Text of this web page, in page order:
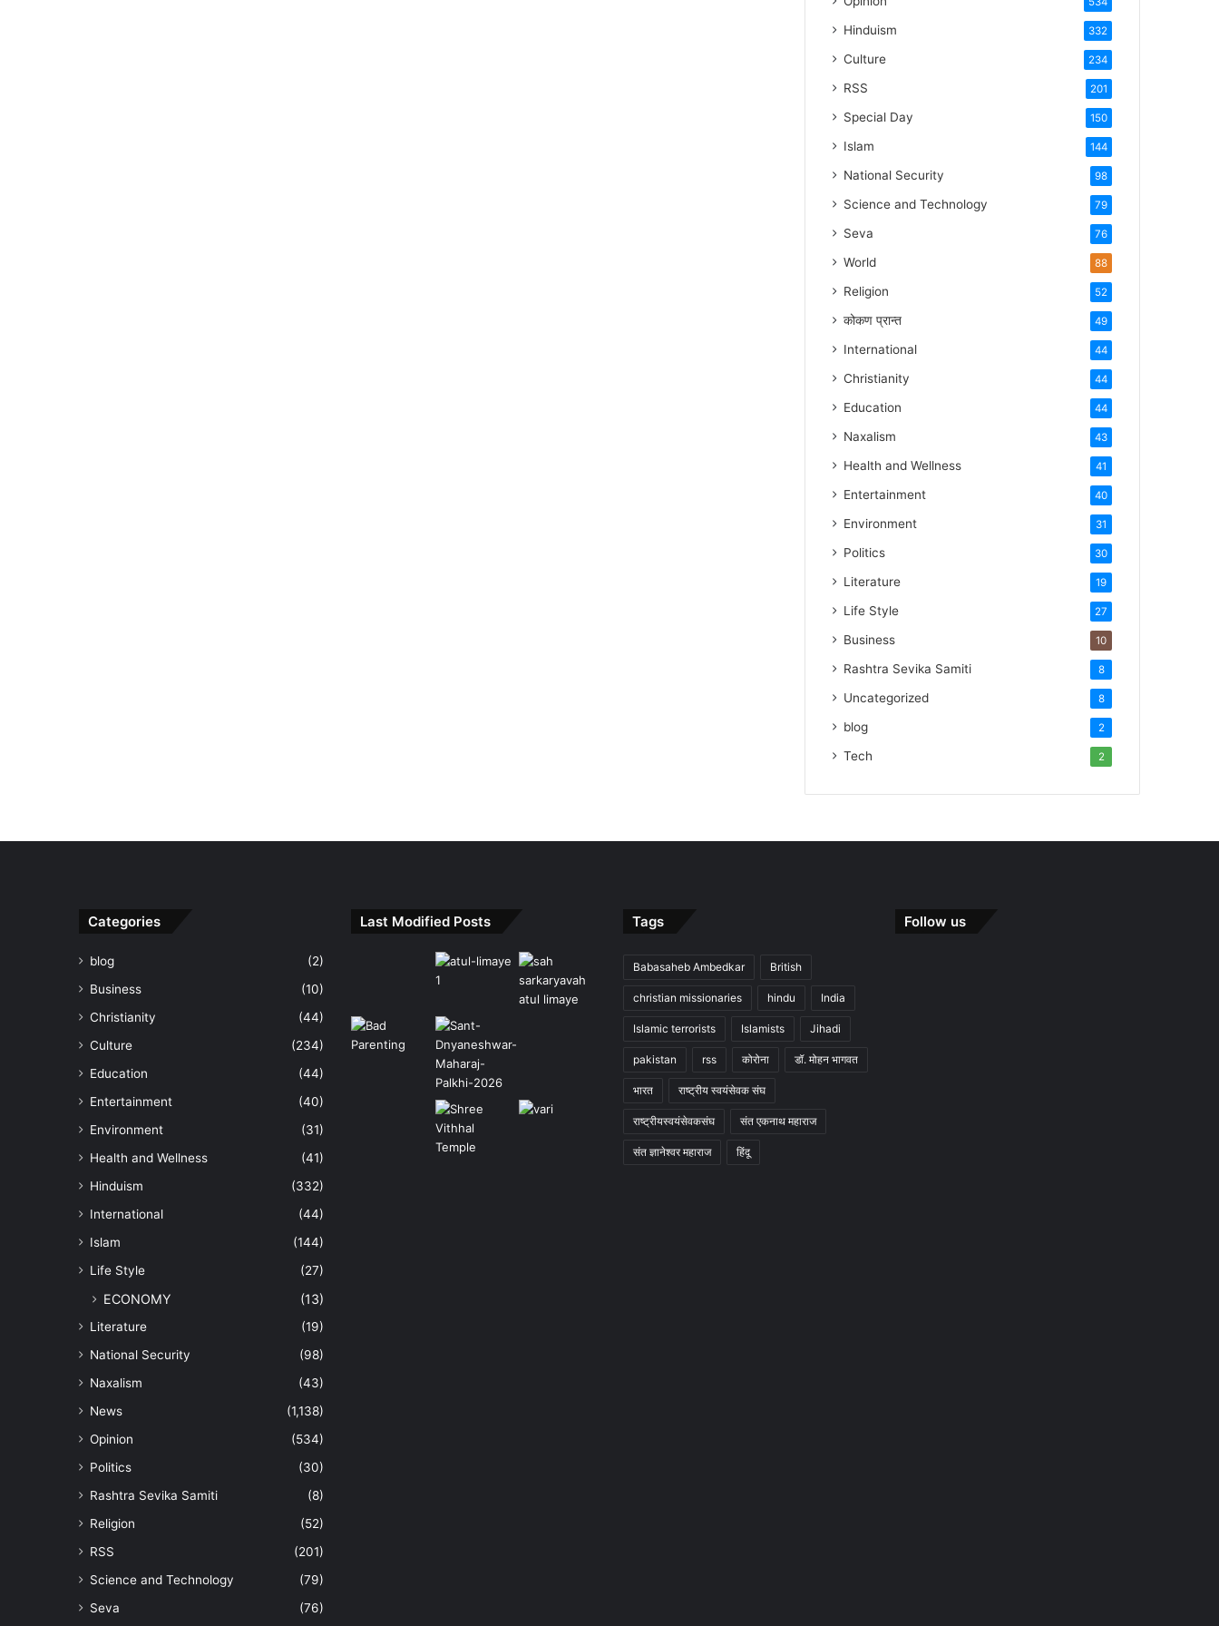
Hinduism 332
Culture 234
RSS 201
Special Day 150
Islam 144
National Security 98
Science and Technology 79
Seva 76
World 88
Religion 52
कोकण प्रान्त 49
International 44
Christianity 44
Education 44
Naxalism 43
Health and Wellness 41
Entertainment 40
Environment 31
Politics 30
Literature 19
Life Style 27
Business 10
Rashtra Sevika Samiti 8
Uncategorized 8
blog 2
Tech 2
Categories
blog
(2)
Business
(10)
Christianity
(44)
Culture
(234)
Education
(44)
Entertainment
(40)
Environment
(31)
Health and Wellness
(41)
Hinduism
(332)
International
(44)
Islam
(144)
Life Style
(27)
ECONOMY (13)
Literature
(19)
National Security
(98)
Naxalism
(43)
News
(1,138)
Opinion
(534)
Politics
(30)
Rashtra Sevika Samiti
(8)
Religion
(52)
RSS
(201)
Science and Technology
(79)
Seva
(76)
Last Modified Posts Tags
Babasaheb Ambedkar British
christian missionaries hindu India
Islamic terrorists Islamists Jihadi
pakistan rss कोरोना डॉ. मोहन भागवत
भारत राष्ट्रीय स्वयंसेवक संघ
राष्ट्रीयस्वयंसेवकसंघ संत एकनाथ महाराज
संत ज्ञानेश्वर महाराज हिंदू
Follow us